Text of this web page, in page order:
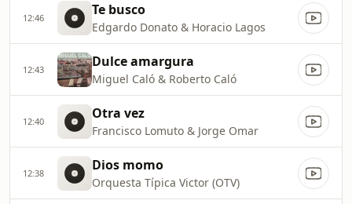
12:46 Te busco
Edgardo Donato & Horacio Lagos
12:43 Dulce amargura
Miguel Caló & Roberto Caló
12:40 Otra vez
Francisco Lomuto & Jorge Omar
12:38 Dios momo
Orquesta Típica Victor (OTV)